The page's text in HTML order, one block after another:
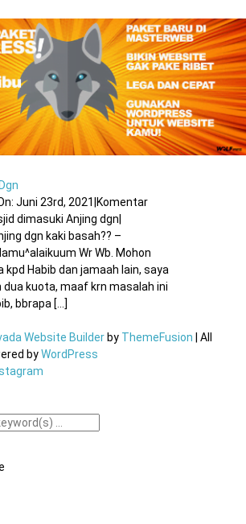
Juni 23rd, 2021 Komentar
dimasuki Anjing dgn
dgn kaki basah?? –
Wr Wb. Mohon
Habib dan jamaah lain, saya
kuota, maaf krn masalah ini
bbrapa [...]
Website Builder by ThemeFusion | All
byWordPress